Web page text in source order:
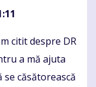
citit despre DR
a mă ajuta
căsătorească